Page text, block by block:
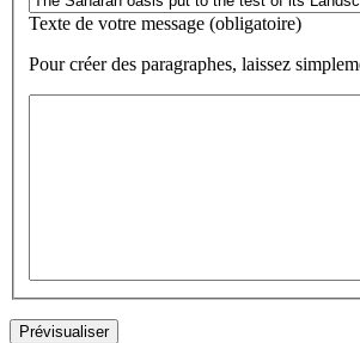
Texte de votre message (obligatoire)
Pour créer des paragraphes, laissez